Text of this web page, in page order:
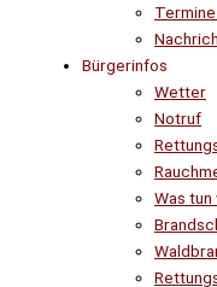
Bürgerinfos
Wetter
Notruf
Was tun